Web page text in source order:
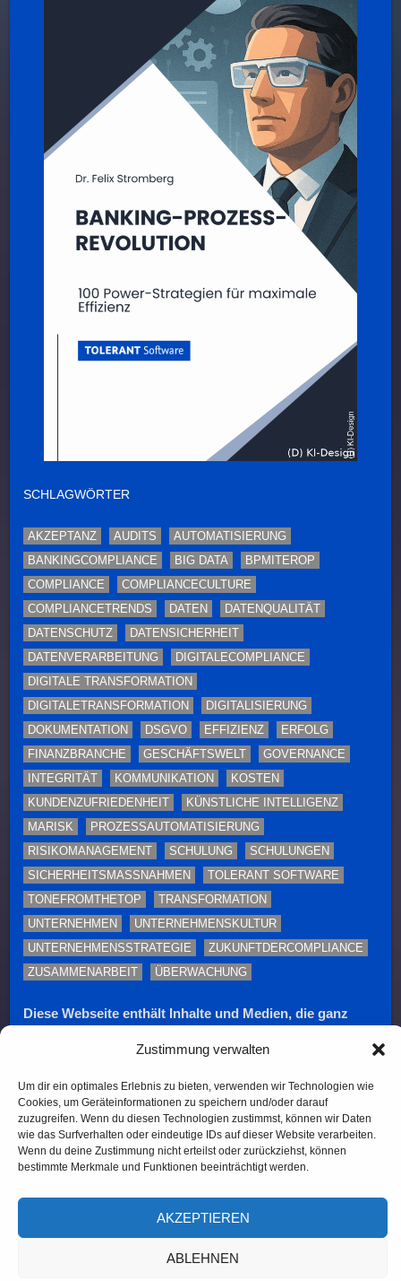
Zustimmung verwalten
Um dir ein optimales Erlebnis zu bieten, verwenden wir Technologien wie
Cookies, um Geräteinformationen zu speichern und/oder darauf
zuzugreifen. Wenn du diesen Technologien zustimmst, können wir Daten
wie das Surfverhalten oder eindeutige IDs auf dieser Website verarbeiten.
Wenn du deine Zustimmung nicht erteilst oder zurückziehst, können
bestimmte Merkmale und Funktionen beeinträchtigt werden.
AKZEPTIEREN
ABLEHNEN
SCHLAGWÖRTER
AKZEPTANZ AUDITS
AUTOMATISIERUNG
BANKINGCOMPLIANCE
BIG DATA
BPMITEROP
COMPLIANCE
COMPLIANCECULTURE
COMPLIANCETRENDS
DATEN
DATENQUALITÄT
DATENSCHUTZ
DATENSICHERHEIT
DATENVERARBEITUNG
DIGITALECOMPLIANCE
DIGITALE TRANSFORMATION
DIGITALETRANSFORMATION
DIGITALISIERUNG
DOKUMENTATION
DSGVO EFFIZIENZ
ERFOLG
FINANZBRANCHE
GESCHÄFTSWELT
GOVERNANCE
INTEGRITÄT
KOMMUNIKATION
KOSTEN
KUNDENZUFRIEDENHEIT
KÜNSTLICHE INTELLIGENZ
MARISK
PROZESSAUTOMATISIERUNG
RISIKOMANAGEMENT
SCHULUNG
SCHULUNGEN
SICHERHEITSMASSNAHMEN
TOLERANT SOFTWARE
TONEFROMTHETOP
TRANSFORMATION
UNTERNEHMEN
UNTERNEHMENSKULTUR
UNTERNEHMENSSTRATEGIE
ZUKUNFTDERCOMPLIANCE
ZUSAMMENARBEIT
ÜBERWACHUNG
Diese Webseite enthält Inhalte und Medien, die ganz
wurden. Namen, Personenabbildungen und Beispiele
gekennzeichnet – ausschließlich illustrativen Zwecken.
(c) 2026, TOLERANT Software